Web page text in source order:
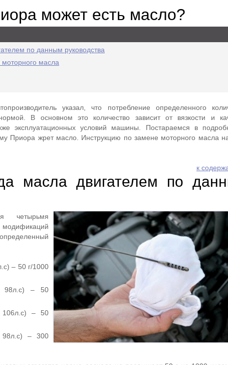
может есть масло?
по данным руководства
масла
указал, что потребление определенного
В основном это количество зависит от вязкости и
эксплуатационных условий машины. Постараемся в
Приора жрет масло. Инструкцию по замене моторного масла
к
масла двигателем по
четырьмя
модификаций
– 50 г/1000
98л.с) – 50
106л.с) – 50
98л.с) – 300